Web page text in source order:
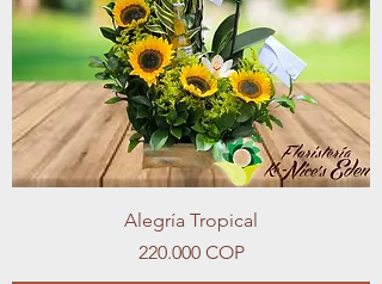
Alegría Tropical
Precio
220.000 COP